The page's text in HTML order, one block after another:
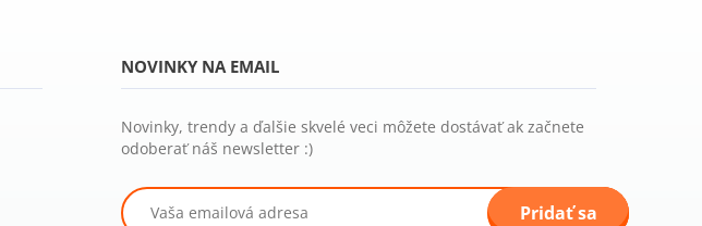
NOVINKY NA EMAIL
Novinky, trendy a ďalšie skvelé veci môžete dostávať ak začnete
odoberať náš newsletter :)
Pridať sa